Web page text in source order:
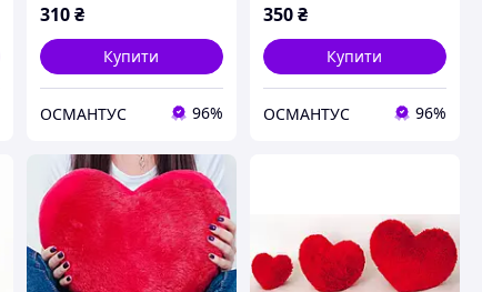
310 ₴
Купити
ОСМАНТУС 96%
350₴
Купити
ОСМАНТУС 96%